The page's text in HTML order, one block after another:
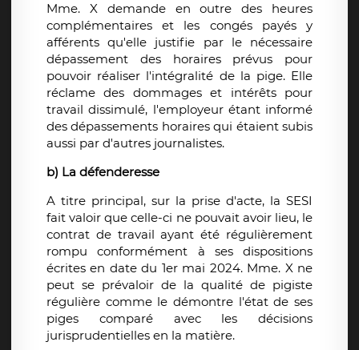
Mme. X demande en outre des heures
complémentaires et les congés payés y
afférents qu'elle justifie par le nécessaire
dépassement des horaires prévus pour
pouvoir réaliser l'intégralité de la pige. Elle
réclame des dommages et intérêts pour
travail dissimulé, l'employeur étant informé
des dépassements horaires qui étaient subis
aussi par d'autres journalistes.
b) La défenderesse
A titre principal, sur la prise d'acte, la SESI
fait valoir que celle-ci ne pouvait avoir lieu, le
contrat de travail ayant été régulièrement
rompu conformément à ses dispositions
écrites en date du 1er mai 2024. Mme. X ne
peut se prévaloir de la qualité de pigiste
régulière comme le démontre l'état de ses
piges comparé avec les décisions
jurisprudentielles en la matière.